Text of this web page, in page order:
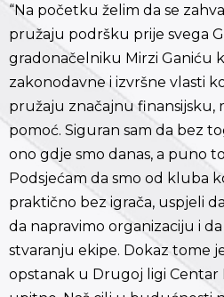
“Na početku želim da se
pružaju podršku prije svega
gradonačelniku Mirzi Ganiću
zakonodavne i izvršne vlasti
pružaju značajnu finansijsku,
pomoć. Siguran sam da bez
ono gdje smo danas, a puno
Podsjećam da smo od kluba
praktično bez igrača, uspjeli
da napravimo organizaciju i
stvaranju ekipe. Dokaz tome
opstanak u Drugoj ligi Centar